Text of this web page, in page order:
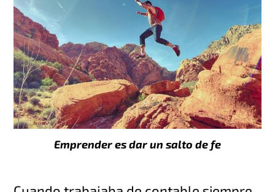
Emprender es dar un salto de fe